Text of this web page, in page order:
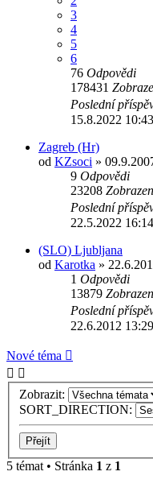
3
4
5
6
76 Odpovědi
178431
Poslední
15.8.2022 10:43
Zagreb (Hr)
od KZsoci »
9 Odpovědi
23208
Poslední
22.5.2022 16:14
(SLO) Ljubljana
od Karotka »
1 Odpovědi
13879
Poslední
22.6.2012 13:29
Nové téma
Zobrazit:
SORT_DIRECTION:
5 témat • Stránka 1 z 1